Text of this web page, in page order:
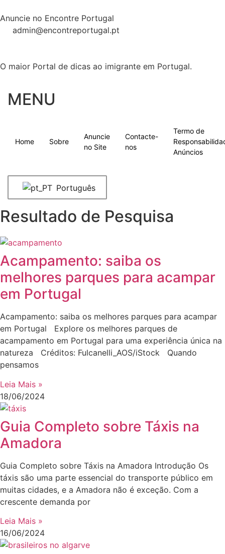
Anuncie no Encontre Portugal
admin@encontreportugal.pt
O maior Portal de dicas ao imigrante em Portugal.
MENU
Home Sobre
Anuncie
no Site
Contacte-
nos
Termo de
Anúncios
Português
Resultado de Pesquisa
Acampamento: saiba os
melhores parques para acampar
em Portugal
Acampamento: saiba os melhores parques para acampar
em Portugal Explore os melhores parques de
acampamento em Portugal para uma experiência única na
natureza Créditos: Fulcanelli_AOS/iStock Quando
pensamos
Leia Mais »
18/06/2024
Guia Completo sobre Táxis na
Amadora
Guia Completo sobre Táxis na Amadora Introdução Os
táxis são uma parte essencial do transporte público em
muitas cidades, e a Amadora não é exceção. Com a
crescente demanda por
Leia Mais »
16/06/2024